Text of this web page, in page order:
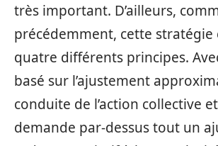
très important. D’ailleurs,
précédemment, cette stratégie
quatre différents principes.
basé sur l’ajustement
conduite de l’action collective
demande par-dessus tout un